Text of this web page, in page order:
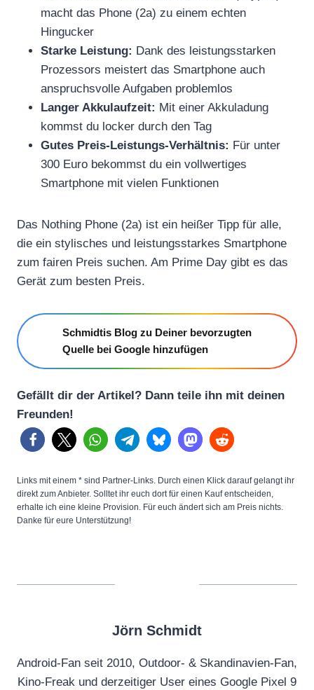
macht das Phone (2a) zu einem echten
Hingucker
Starke Leistung: Dank des leistungsstarken
Prozessors meistert das Smartphone auch
anspruchsvolle Aufgaben problemlos
Langer Akkulaufzeit: Mit einer Akkuladung
kommst du locker durch den Tag
Gutes Preis-Leistungs-Verhältnis: Für unter
300 Euro bekommst du ein vollwertiges
Smartphone mit vielen Funktionen
Das Nothing Phone (2a) ist ein heißer Tipp für alle,
die ein stylisches und leistungsstarkes Smartphone
zum fairen Preis suchen. Am Prime Day gibt es das
Gerät zum besten Preis.
Schmidtis Blog zu Deiner bevorzugten
Quelle bei Google hinzufügen
Gefällt dir der Artikel? Dann teile ihn mit deinen
Freunden!
Links mit einem * sind Partner-Links. Durch einen Klick darauf gelangt ihr
direkt zum Anbieter. Solltet ihr euch dort für einen Kauf entscheiden,
erhalte ich eine kleine Provision. Für euch ändert sich am Preis nichts.
Danke für eure Unterstützung!
Jörn Schmidt
Android-Fan seit 2010, Outdoor- & Skandinavien-Fan,
Kino-Freak und derzeitiger User eines Google Pixel 9